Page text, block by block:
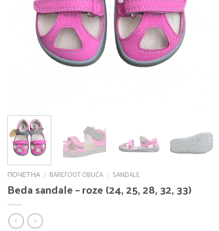
ПОЧЕТНА / BAREFOOT OBUĆA / SANDALE
Beda sandale – roze (24, 25, 28, 32, 33)